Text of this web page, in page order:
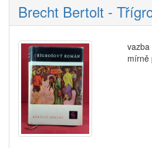
Brecht Bertolt -
mírně